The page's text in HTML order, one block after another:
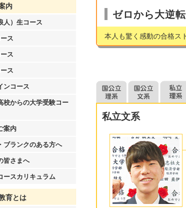
内
人）生コース
ス
ス
ス
ンコース
校からの大学受験コー
案内
ブランクのある方へ
皆さまへ
ースカリキュラム
育とは
ゼロから大逆転
本人も驚く感動の合格ス
私立文系